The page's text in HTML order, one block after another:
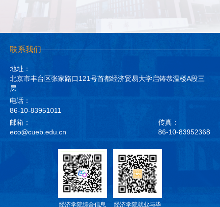
联系我们
地址：
北京市丰台区张家路口121号首都经济贸易大学启铸恭温楼A段三
层
电话：
86-10-83951011
邮箱：
eco@cueb.edu.cn
传真：
86-10-83952368
经济学院综合信息 经济学院就业与毕